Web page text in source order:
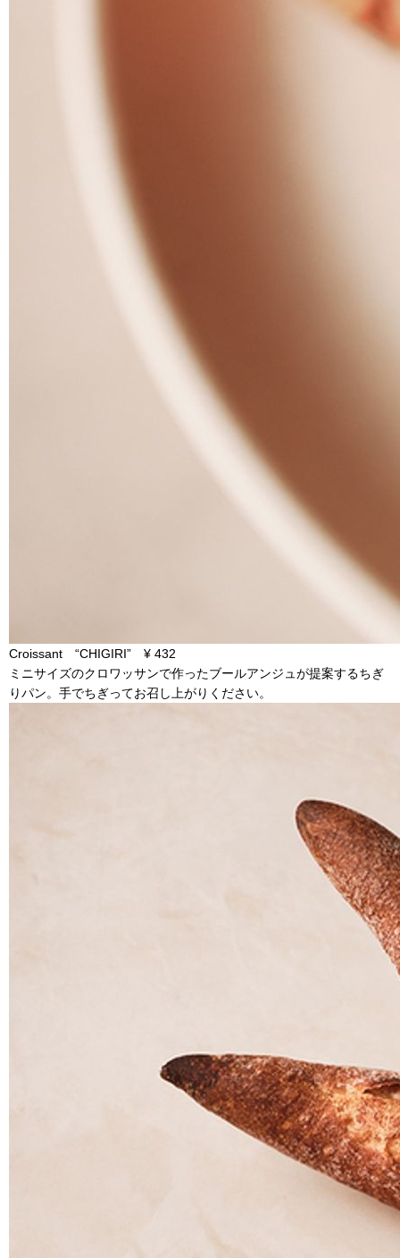
Croissant “CHIGIRI” ¥ 432
ミニサイズのクロワッサンで作ったブールアンジュが提案するちぎ
りパン。手でちぎってお召し上がりください。